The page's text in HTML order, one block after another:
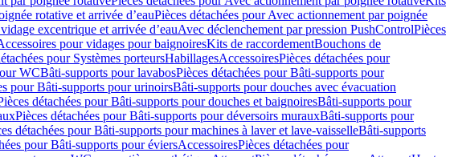
rotative et arrivée d’eauPièces détachées pour Avec actionnement par poignée
excentrique et arrivée d’eauAvec déclenchement par pression PushControlPièces
pour vidages pour baignoiresKits de raccordementBouchons de
pour Systèmes porteursHabillagesAccessoiresPièces détachées pour
WCBâti-supports pour lavabosPièces détachées pour Bâti-supports pour
pour Bâti-supports pour urinoirsBâti-supports pour douches avec évacuation
détachées pour Bâti-supports pour douches et baignoiresBâti-supports pour
Pièces détachées pour Bâti-supports pour déversoirs murauxBâti-supports pour
détachées pour Bâti-supports pour machines à laver et lave-vaisselleBâti-supports
pour Bâti-supports pour éviersAccessoiresPièces détachées pour